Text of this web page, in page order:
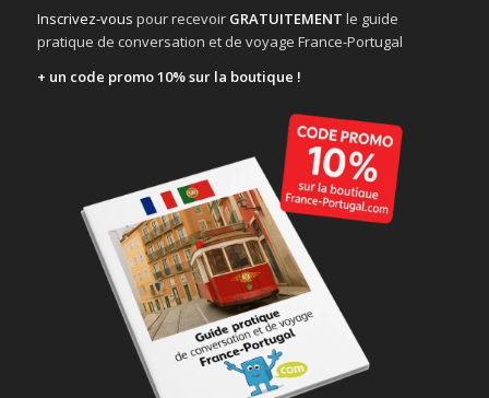
Inscrivez-vous pour recevoir GRATUITEMENT le guide
pratique de conversation et de voyage France-Portugal
+ un code promo 10% sur la boutique !